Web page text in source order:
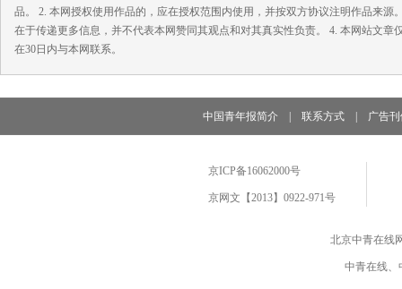
品。 2. 本网授权使用作品的，应在授权范围内使用，并按双方协议注明作品来
在于传递更多信息，并不代表本网赞同其观点和对其真实性负责。 4. 本网站文
在30日内与本网联系。
中国青年报简介 联系方式 广告刊
京ICP备16062000号
京网文【2013】0922-971号
北京中青在线
中青在线、